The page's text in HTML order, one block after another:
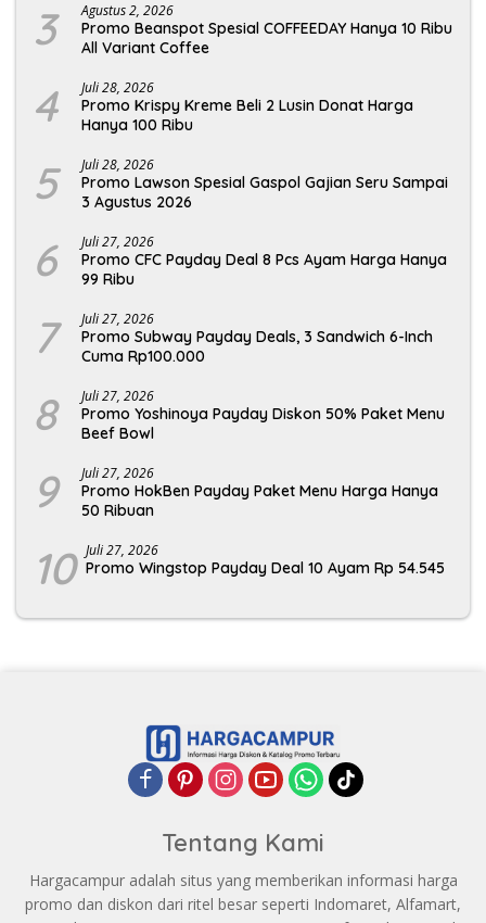
3 Agustus 2, 2026
Promo Beanspot Spesial COFFEEDAY Hanya 10 Ribu
All Variant Coffee
4 Juli 28, 2026
Promo Krispy Kreme Beli 2 Lusin Donat Harga
Hanya 100 Ribu
5 Juli 28, 2026
Promo Lawson Spesial Gaspol Gajian Seru Sampai
3 Agustus 2026
6 Juli 27, 2026
Promo CFC Payday Deal 8 Pcs Ayam Harga Hanya
99 Ribu
7 Juli 27, 2026
Promo Subway Payday Deals, 3 Sandwich 6-Inch
Cuma Rp100.000
8 Juli 27, 2026
Promo Yoshinoya Payday Diskon 50% Paket Menu
Beef Bowl
9 Juli 27, 2026
Promo HokBen Payday Paket Menu Harga Hanya
50 Ribuan
10 Juli 27, 2026
Promo Wingstop Payday Deal 10 Ayam Rp 54.545
Tentang Kami
Hargacampur adalah situs yang memberikan informasi harga
promo dan diskon dari ritel besar seperti Indomaret, Alfamart,